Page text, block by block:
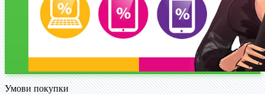
Умови покупки